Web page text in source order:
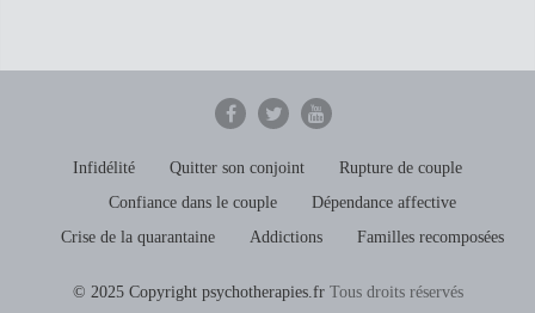
Infidélité Quitter son conjoint
Rupture de couple
Confiance dans le couple
Dépendance affective
Crise de la quarantaine
Addictions Familles recomposées
© 2025 Copyright psychotherapies.frTous droits réservés